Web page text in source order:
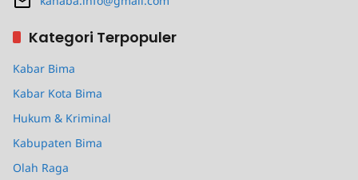
Kategori Terpopuler
Kabar Bima
Kabar Kota Bima
Hukum & Kriminal
Kabupaten Bima
Olah Raga